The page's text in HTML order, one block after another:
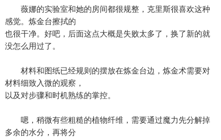
薇娜的实验室和她的房间都很规整，克里斯很喜欢这种
感觉。炼金台擦拭的
也很干净。好吧，后面这点大概是失败太多了，换了新的就
没怎么用过了。
材料和图纸已经规则的摆放在炼金台边，炼金术需要对
材料细致入微的观察，
以及对步骤和时机熟练的掌控。
嗯，稍微有些粗糙的植物纤维，需要通过魔力先分解掉
多余的水分，再将分